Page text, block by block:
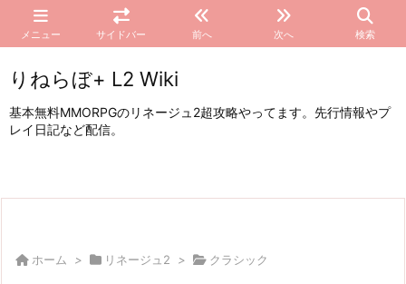
メニュー サイドバー 前へ 次へ 検索
りねらぼ+ L2 Wiki
基本無料MMORPGのリネージュ2超攻略やってます。先行情報やプ
レイ日記など配信。
ホーム > リネージュ2 > クラシック